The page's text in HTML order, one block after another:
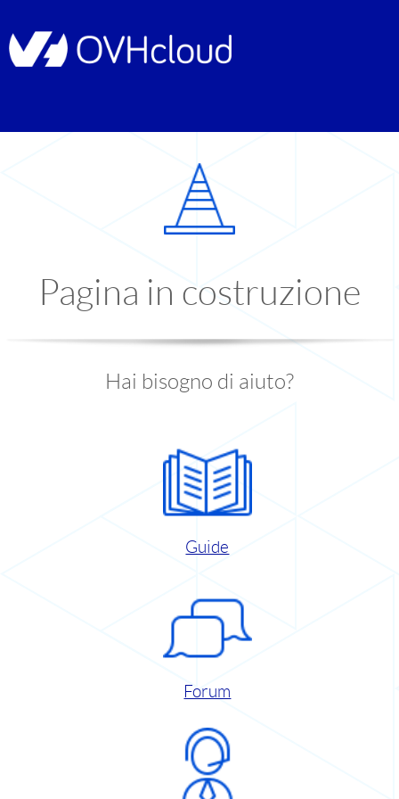
Pagina in costruzione
Hai bisogno di aiuto?
Guide
Forum